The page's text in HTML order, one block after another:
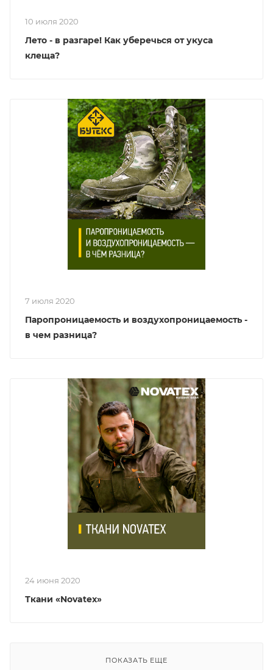
10 июля 2020
Лето - в разгаре! Как уберечься от укуса
клеща?
7 июля 2020
Паропроницаемость и воздухопроницаемость -
в чем разница?
24 июня 2020
Ткани «Novatex»
ПОКАЗАТЬ ЕЩЕ